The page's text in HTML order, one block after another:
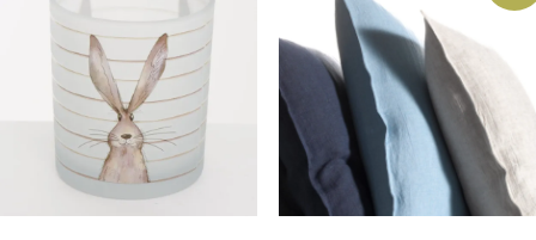
the
product
page